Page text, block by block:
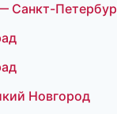
Санкт-
Новгород